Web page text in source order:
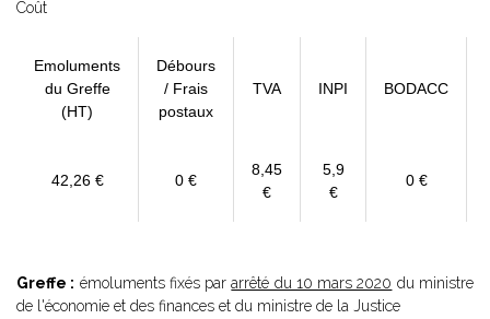
Coût
Emoluments
du Greffe
(HT)
Débours
/ Frais
postaux
TVA INPI BODACC
42,26 € 0 €
8,45
€
5,9
€
0 €
Greffe : émoluments fixés pararrêté du 10 mars 2020 du ministre
de l'économie et des finances et du ministre de la Justice